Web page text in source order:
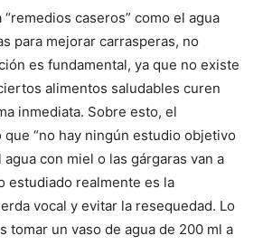
caseros” como el agua
para mejorar carrasperas, no
es fundamental, ya que no existe
alimentos saludables curen
inmediata. Sobre esto, el
“no hay ningún estudio objetivo
con miel o las gárgaras van a
estudiado realmente es la
vocal y evitar la resequedad. Lo
tomar un vaso de agua de 200 ml a